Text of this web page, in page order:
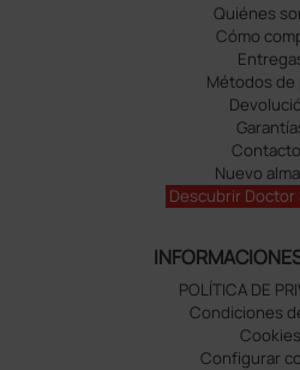
Quiénes
Cómo
Métodos de
Nuevo
Descubrir Doctor
POLÍTICA DE
Condiciones
Cookies
Configurar